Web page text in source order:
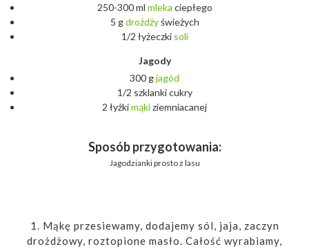
250-300 ml mleka ciepłego
5 gdrożdżyświeżych
1/2 łyżeczki soli
Jagody
300 gjagód
1/2 szklanki cukry
2 łyżkimąkiziemniacanej
Sposób przygotowania:
Jagodzianki prosto z lasu
1. Mąkę przesiewamy, dodajemy sól, jaja, zaczyn
drożdżowy, roztopione masło. Całość wyrabiamy,